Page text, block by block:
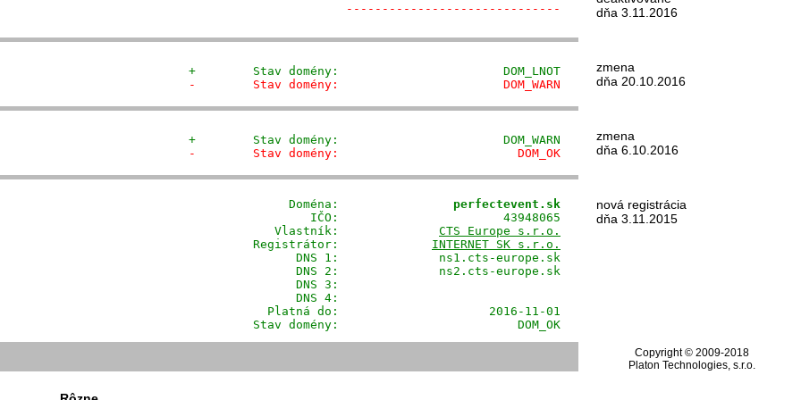
------------------------------
dňa 3.11.2016
+        Stav domény:                       DOM_LNOT
-        Stav domény:                       DOM_WARN
zmena
dňa 20.10.2016
+        Stav domény:                       DOM_WARN
-        Stav domény:                         DOM_OK
zmena
dňa 6.10.2016
              Doména:
               perfectevent.sk
                 IČO:                       43948065
            Vlastník:
CTS Europe s.r.o.
         Registrátor:
INTERNET SK s.r.o.
                DNS 1:              ns1.cts-europe.sk
                DNS 2:              ns2.cts-europe.sk
                DNS 3:
                DNS 4:
           Platná do:                     2016-11-01
         Stav domény:                         DOM_OK
nová registrácia
dňa 3.11.2015
Copyright © 2009-2018
Platon Technologies, s.r.o.